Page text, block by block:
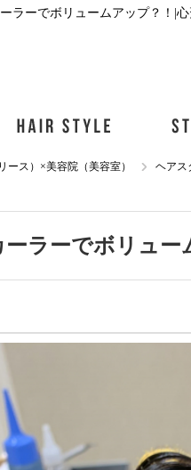
ース）×美容院（美容室） ヘアス
ラーでボリュー